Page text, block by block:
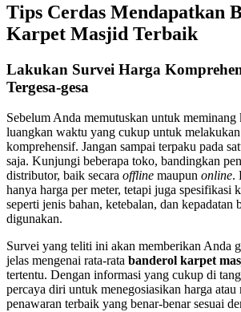
Tips Cerdas Mendapatkan
Karpet Masjid Terbaik
Lakukan Survei Harga
Tergesa-gesa
Sebelum Anda memutuskan untuk meminang
luangkan waktu yang cukup untuk
komprehensif. Jangan sampai terpaku pada
saja. Kunjungi beberapa toko, bandingkan
distributor, baik secara offline maupun online.
hanya harga per meter, tetapi juga spesifikasi
seperti jenis bahan, ketebalan, dan kepadatan
digunakan.
Survei yang teliti ini akan memberikan Anda
jelas mengenai rata-rata banderol karpet
tertentu. Dengan informasi yang cukup di
percaya diri untuk menegosiasikan harga atau
penawaran terbaik yang benar-benar sesuai